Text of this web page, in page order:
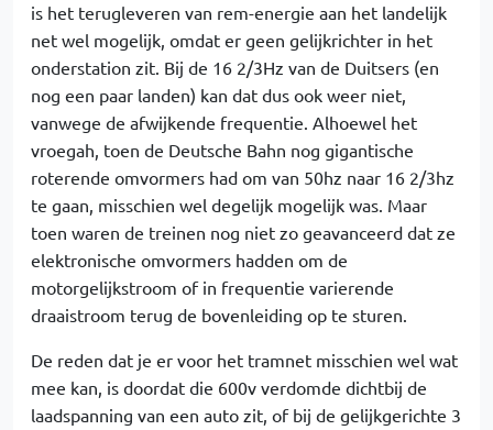
is het terugleveren van rem-energie aan het landelijk
net wel mogelijk, omdat er geen gelijkrichter in het
onderstation zit. Bij de 16 2/3Hz van de Duitsers (en
nog een paar landen) kan dat dus ook weer niet,
vanwege de afwijkende frequentie. Alhoewel het
vroegah, toen de Deutsche Bahn nog gigantische
roterende omvormers had om van 50hz naar 16 2/3hz
te gaan, misschien wel degelijk mogelijk was. Maar
toen waren de treinen nog niet zo geavanceerd dat ze
elektronische omvormers hadden om de
motorgelijkstroom of in frequentie varierende
draaistroom terug de bovenleiding op te sturen.
De reden dat je er voor het tramnet misschien wel wat
mee kan, is doordat die 600v verdomde dichtbij de
laadspanning van een auto zit, of bij de gelijkgerichte 3